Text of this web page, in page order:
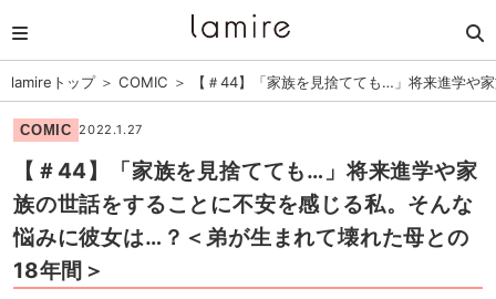
lamireトップ＞ COMIC ＞ 【＃44】「家族を見捨てても…」将来進学や
COMIC 2022.1.27
【＃44】「家族を見捨てても…」将来進学や家
族の世話をすることに不安を感じる私。そんな
悩みに彼女は…？＜弟が生まれて壊れた母との
18年間＞